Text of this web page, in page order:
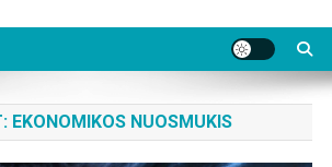
EKONOMIKOS NUOSMUKIS